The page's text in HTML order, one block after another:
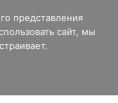
ул.Мира 32/2
представления
сайт, мы